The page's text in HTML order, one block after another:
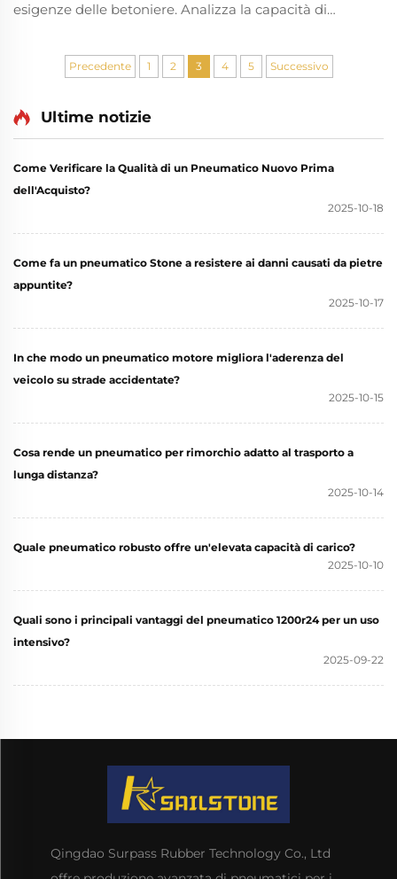
esigenze delle betoniere. Analizza la capacità di
Precedente 1 2 3 4 5 Successivo
Ultime notizie
Come Verificare la Qualità di un Pneumatico Nuovo Prima
dell'Acquisto?
2025-10-18
Come fa un pneumatico Stone a resistere ai danni causati da pietre
appuntite?
2025-10-17
In che modo un pneumatico motore migliora l'aderenza del
veicolo su strade accidentate?
2025-10-15
Cosa rende un pneumatico per rimorchio adatto al trasporto a
lunga distanza?
2025-10-14
Quale pneumatico robusto offre un'elevata capacità di carico?
2025-10-10
Quali sono i principali vantaggi del pneumatico 1200r24 per un uso
intensivo?
2025-09-22
Qingdao Surpass Rubber Technology Co., Ltd